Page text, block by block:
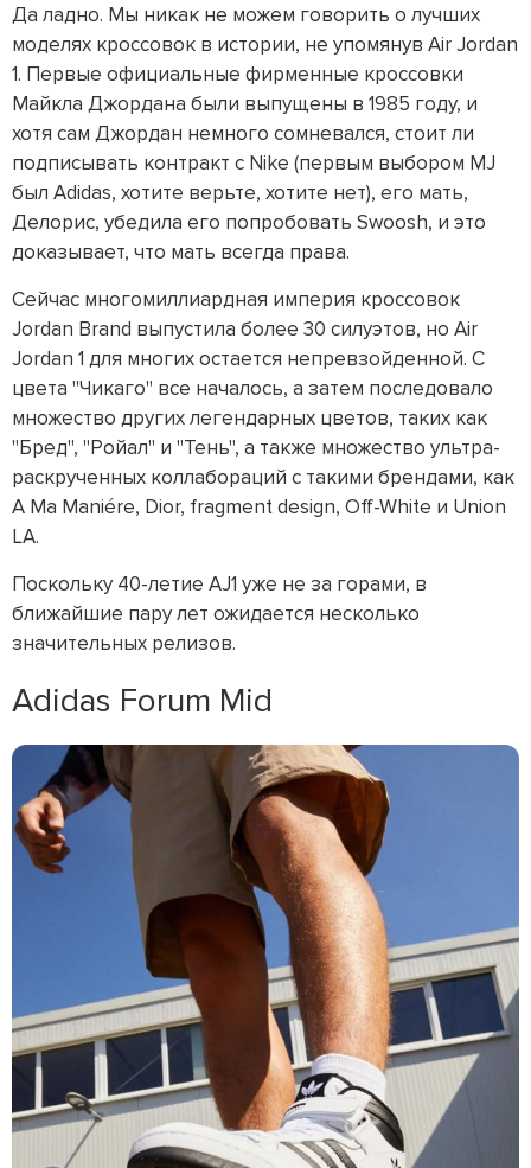
Да ладно. Мы никак не можем говорить о лучших
моделях кроссовок в истории, не упомянув Air Jordan
1. Первые официальные фирменные кроссовки
Майкла Джордана были выпущены в 1985 году, и
хотя сам Джордан немного сомневался, стоит ли
подписывать контракт с Nike (первым выбором MJ
был Adidas, хотите верьте, хотите нет), его мать,
Делорис, убедила его попробовать Swoosh, и это
доказывает, что мать всегда права.
Сейчас многомиллиардная империя кроссовок
Jordan Brand выпустила более 30 силуэтов, но Air
Jordan 1 для многих остается непревзойденной. С
цвета "Чикаго" все началось, а затем последовало
множество других легендарных цветов, таких как
"Бред", "Ройал" и "Тень", а также множество ультра-
раскрученных коллабораций с такими брендами, как
A Ma Maniére, Dior, fragment design, Off-White и Union
LA.
Поскольку 40-летие AJ1 уже не за горами, в
ближайшие пару лет ожидается несколько
значительных релизов.
Adidas Forum Mid